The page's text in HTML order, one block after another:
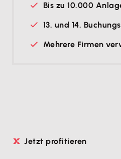
Bis zu 10.000
13. und 14.
Mehrere Firmen
Jetzt profitieren